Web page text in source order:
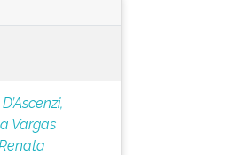
D’Ascenzi,
Vargas